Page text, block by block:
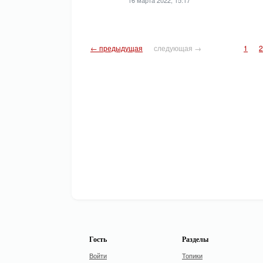
← предыдущая следующая → 1 2
Гость
Войти
Разделы
Топики